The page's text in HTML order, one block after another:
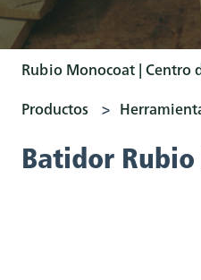
Rubio Monocoat | Centro
Productos
Batidor